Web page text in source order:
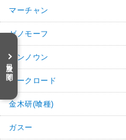
目次を開く
マーチャン
ゼノモーフ
アンノウン
ダークロード
金木研(喰種)
ガスー